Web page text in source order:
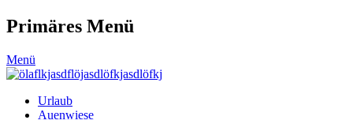
Primäres Menü
Zum
Inhalt
Menü
Urlaub
Auenwiese